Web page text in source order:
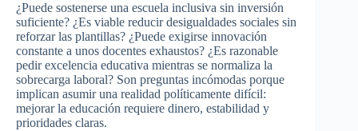
¿Puede sostenerse una escuela inclusiva sin inversión
suficiente? ¿Es viable reducir desigualdades sociales sin
reforzar las plantillas? ¿Puede exigirse innovación
constante a unos docentes exhaustos? ¿Es razonable
pedir excelencia educativa mientras se normaliza la
sobrecarga laboral? Son preguntas incómodas porque
implican asumir una realidad políticamente difícil:
mejorar la educación requiere dinero, estabilidad y
prioridades claras.